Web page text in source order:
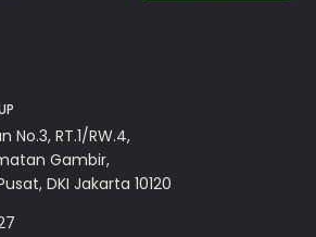
No.3, RT.1/RW.4,
Gambir,
DKI Jakarta 10120